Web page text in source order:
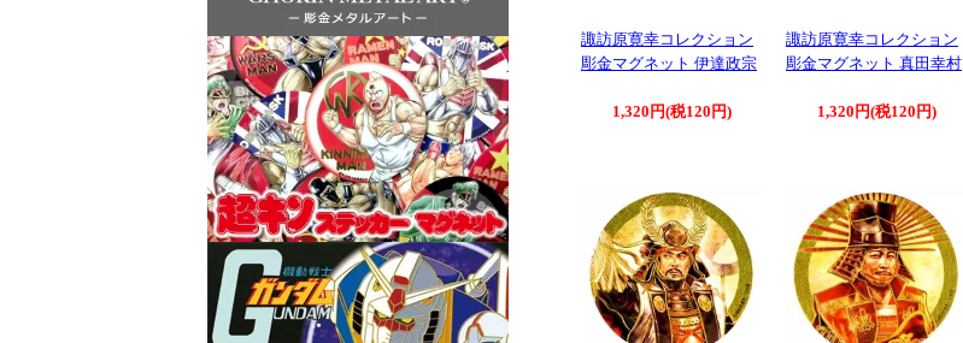
諏訪原寛幸コレクション
彫金マグネット 伊達政宗
1,320円(税120円)
諏訪原寛幸コレクション
彫金マグネット 真田幸村
1,320円(税120円)